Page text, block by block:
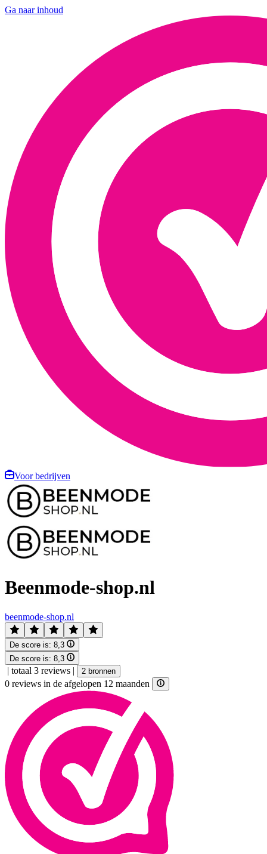
Ga naar inhoud
Voor bedrijven
Beenmode-shop.nl
beenmode-shop.nl
De score is: 8,3
De score is: 8,3
| totaal 3 reviews | 2 bronnen
0 reviews in de afgelopen 12 maanden